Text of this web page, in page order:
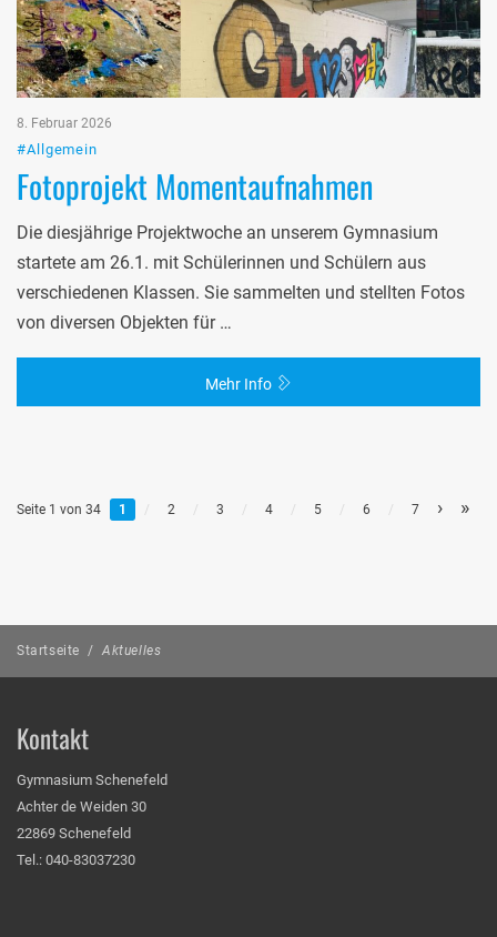
8. Februar 2026
#Allgemein
Fotoprojekt Momentaufnahmen
Die diesjährige Projektwoche an unserem Gymnasium
startete am 26.1. mit Schülerinnen und Schülern aus
verschiedenen Klassen. Sie sammelten und stellten Fotos
von diversen Objekten für …
Mehr Info
Seite 1 von 34 1 / 2 / 3 / 4 / 5 / 6 / 7 › »
Startseite / Aktuelles
Kontakt
Gymnasium Schenefeld
Achter de Weiden 30
22869 Schenefeld
Tel.: 040-83037230